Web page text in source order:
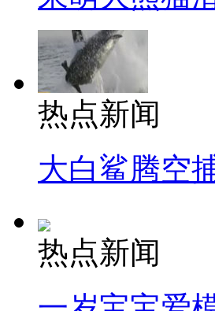
热点新闻
大白鲨腾空
热点新闻